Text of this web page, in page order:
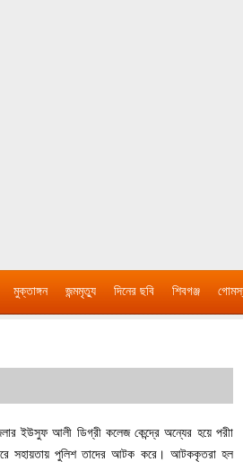
মুক্তাঙ্গন জন্মমৃত্যু দিনের ছবি শিবগঞ্জ
ইউসুফ আলী ডিগ্রী কলেজ কেন্দ্রে অন্যের হয়ে পরীা
সহায়তায় পুলিশ তাদের আটক করে। আটককৃতরা হল